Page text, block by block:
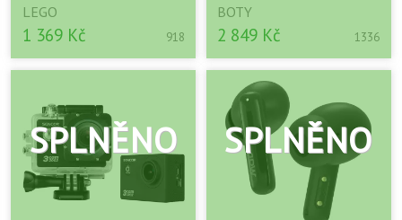
LEGO
1 369 Kč 918
BOTY
2 849 Kč 1336